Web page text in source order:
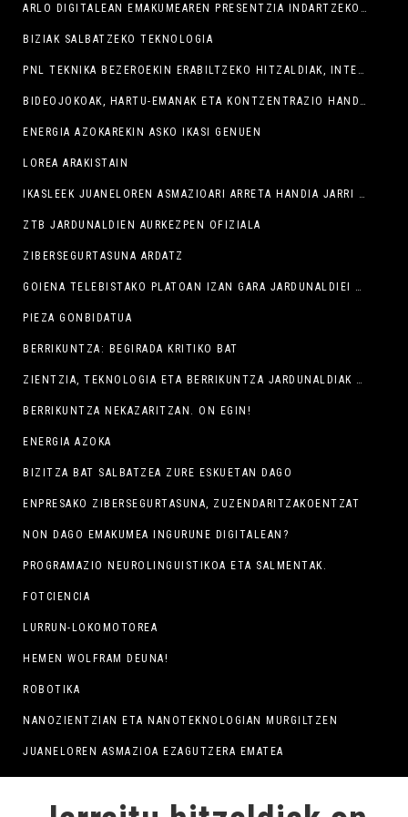
ARLO DIGITALEAN EMAKUMEAREN PRESENTZIA INDARTZEKO ARGI IZPIAK
BIZIAK SALBATZEKO TEKNOLOGIA
PNL TEKNIKA BEZEROEKIN ERABILTZEKO HITZALDIAK, INTERES HANDIA
BIDEOJOKOAK, HARTU-EMANAK ETA KONTZENTRAZIO HANDIA WOLFRAM ENCOUNTERREAN
ENERGIA AZOKAREKIN ASKO IKASI GENUEN
LOREA ARAKISTAIN
IKASLEEK JUANELOREN ASMAZIOARI ARRETA HANDIA JARRI DIOTE
ZTB JARDUNALDIEN AURKEZPEN OFIZIALA
ZIBERSEGURTASUNA ARDATZ
GOIENA TELEBISTAKO PLATOAN IZAN GARA JARDUNALDIEI BURUZ HITZ EGITEN
PIEZA GONBIDATUA
BERRIKUNTZA: BEGIRADA KRITIKO BAT
ZIENTZIA, TEKNOLOGIA ETA BERRIKUNTZA JARDUNALDIAK BERGARAN
BERRIKUNTZA NEKAZARITZAN. ON EGIN!
ENERGIA AZOKA
BIZITZA BAT SALBATZEA ZURE ESKUETAN DAGO
ENPRESAKO ZIBERSEGURTASUNA, ZUZENDARITZAKOENTZAT
NON DAGO EMAKUMEA INGURUNE DIGITALEAN?
PROGRAMAZIO NEUROLINGUISTIKOA ETA SALMENTAK.
FOTCIENCIA
LURRUN-LOKOMOTOREA
HEMEN WOLFRAM DEUNA!
ROBOTIKA
NANOZIENTZIAN ETA NANOTEKNOLOGIAN MURGILTZEN
JUANELOREN ASMAZIOA EZAGUTZERA EMATEA